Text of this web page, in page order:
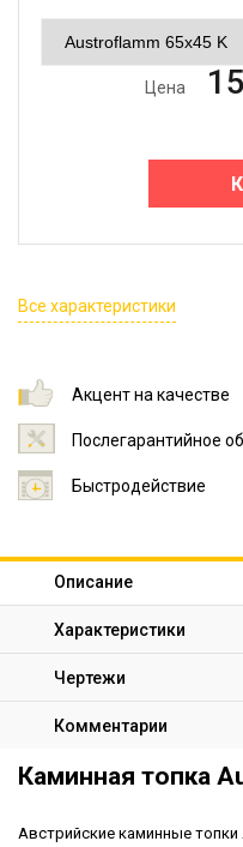
Цена
Все характеристики
Акцент на качестве
Послегарантийное
Быстродействие
Описание
Характеристики
Чертежи
Комментарии
Каминная топка
Австрийские каминные